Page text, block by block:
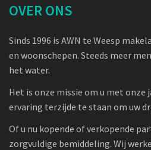
OVER ONS
Sinds 1996 is AWN te Weesp
en woonschepen. Steeds meer
het water.
Het is onze missie om u met onze
ervaring terzijde te staan om uw
Of u nu kopende of verkopende
zorgvuldige bemiddeling. Wij